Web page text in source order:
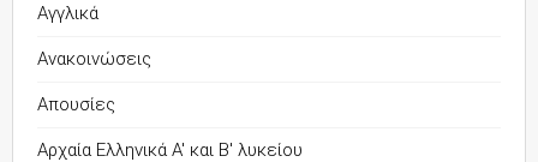
Αγγλικά
Ανακοινώσεις
Απουσίες
Αρχαία Ελληνικά Α' και Β' λυκείου